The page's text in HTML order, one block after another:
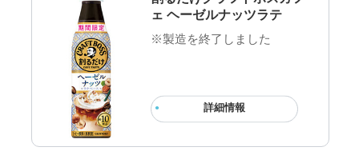
ェ ヘーゼルナッツラテ
※製造を終了しました
詳細情報